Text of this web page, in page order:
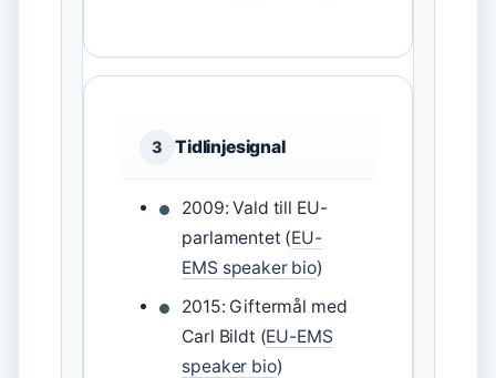
3 Tidlinjesignal
2009: Vald till EU-
parlamentet (EU-
EMS speaker bio)
2015: Giftermål med
Carl Bildt (EU-EMS
speaker bio)